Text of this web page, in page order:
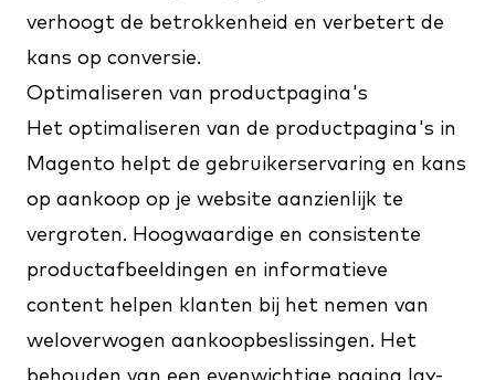
verhoogt de betrokkenheid en verbetert de
kans op conversie.
Optimaliseren van productpagina's
Het optimaliseren van de productpagina's in
Magento helpt de gebruikerservaring en kans
op aankoop op je website aanzienlijk te
vergroten. Hoogwaardige en consistente
productafbeeldingen en informatieve
content helpen klanten bij het nemen van
weloverwogen aankoopbeslissingen. Het